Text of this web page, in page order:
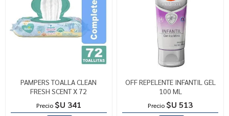
PAMPERS TOALLA CLEAN
FRESH SCENT X 72
Precio $U 341
OFF REPELENTE INFANTIL GEL
100 ML
Precio $U 513